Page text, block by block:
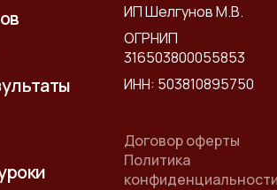
ИП Шелгунов М.В.
ОГРНИП
316503800055853
ИНН: 503810895750
Договор оферты
Политика